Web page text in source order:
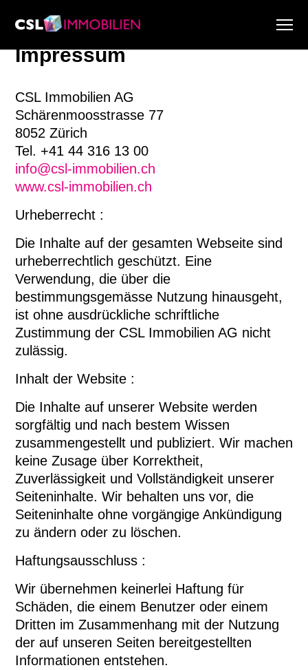
Immobiliensuche
Karriere
Über uns
Research & Marktberichte
Aktuell
Impressum
CSL Immobilien AG
Schärenmoosstrasse 77
8052 Zürich
Tel. +41 44 316 13 00
info@csl-immobilien.ch
www.csl-immobilien.ch
Urheberrecht :
Die Inhalte auf der gesamten Webseite sind
urheberrechtlich geschützt. Eine
Verwendung, die über die
bestimmungsgemässe Nutzung hinausgeht,
ist ohne ausdrückliche schriftliche
Zustimmung der CSL Immobilien AG nicht
zulässig.
Inhalt der Website :
Die Inhalte auf unserer Website werden
sorgfältig und nach bestem Wissen
zusammengestellt und publiziert. Wir machen
keine Zusage über Korrektheit,
Zuverlässigkeit und Vollständigkeit unserer
Seiteninhalte. Wir behalten uns vor, die
Seiteninhalte ohne vorgängige Ankündigung
zu ändern oder zu löschen.
Haftungsausschluss :
Wir übernehmen keinerlei Haftung für
Schäden, die einem Benutzer oder einem
Dritten im Zusammenhang mit der Nutzung
der auf unseren Seiten bereitgestellten
Informationen entstehen.